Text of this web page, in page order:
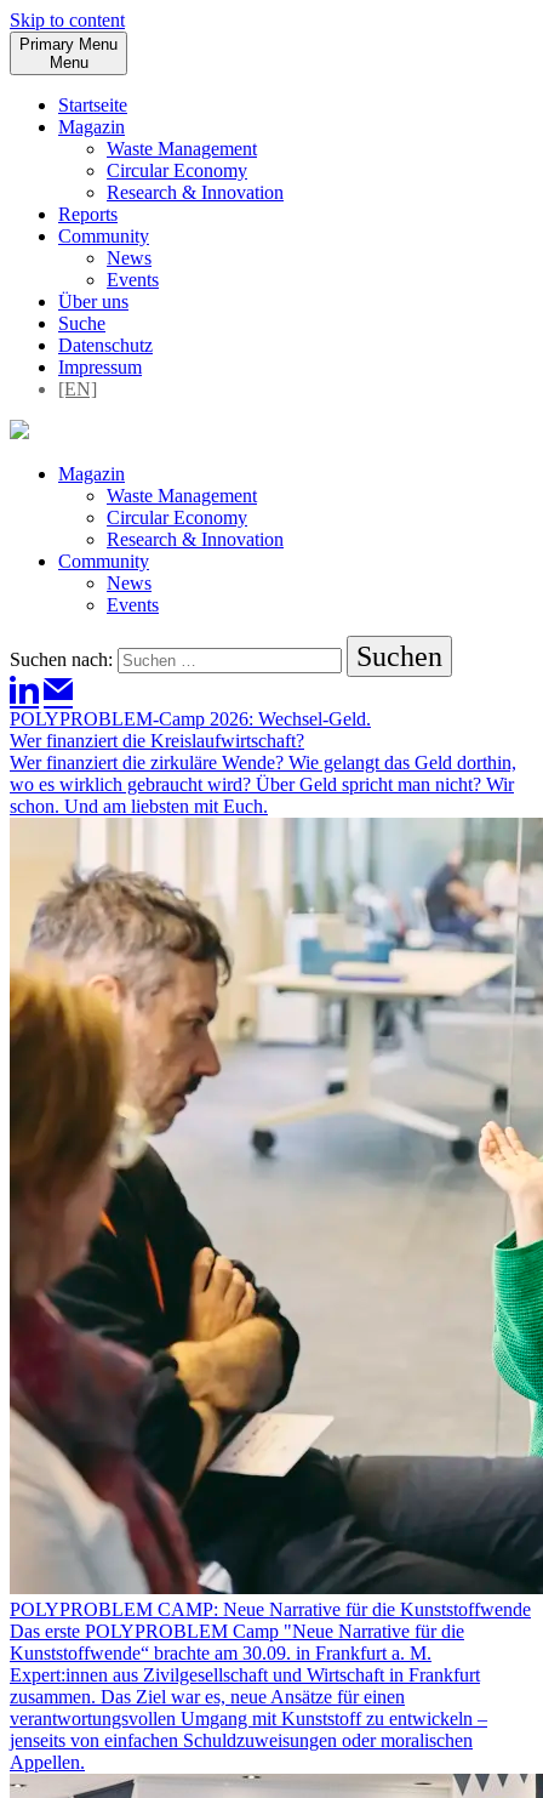
Skip to content
Primary Menu
Menu
Startseite
Magazin
Waste Management
Circular Economy
Research & Innovation
Reports
Community
News
Events
Über uns
Suche
Datenschutz
Impressum
[EN]
Magazin
Waste Management
Circular Economy
Research & Innovation
Community
News
Events
Suchen nach:
POLYPROBLEM-Camp 2026: Wechsel-Geld.
Wer finanziert die Kreislaufwirtschaft?
Wer finanziert die zirkuläre Wende? Wie gelangt das Geld dorthin,
wo es wirklich gebraucht wird? Über Geld spricht man nicht? Wir
schon. Und am liebsten mit Euch.
POLYPROBLEM CAMP: Neue Narrative für die Kunststoffwende
Das erste POLYPROBLEM Camp "Neue Narrative für die
Kunststoffwende“ brachte am 30.09. in Frankfurt a. M.
Expert:innen aus Zivilgesellschaft und Wirtschaft in Frankfurt
zusammen. Das Ziel war es, neue Ansätze für einen
verantwortungsvollen Umgang mit Kunststoff zu entwickeln –
jenseits von einfachen Schuldzuweisungen oder moralischen
Appellen.